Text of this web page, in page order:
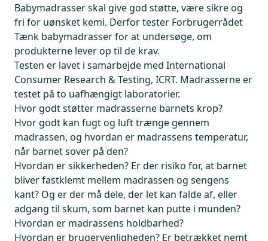
Babymadrasser skal give god støtte, være sikre og
fri for uønsket kemi. Derfor tester Forbrugerrådet
Tænk babymadrasser for at undersøge, om
produkterne lever op til de krav.
Testen er lavet i samarbejde med International
Consumer Research & Testing, ICRT. Madrasserne er
testet på to uafhængigt laboratorier.
Hvor godt støtter madrasserne barnets krop?
Hvor godt kan fugt og luft trænge gennem
madrassen, og hvordan er madrassens temperatur,
når barnet sover på den?
Hvordan er sikkerheden? Er der risiko for, at barnet
bliver fastklemt mellem madrassen og sengens
kant? Og er der må dele, der let kan falde af, eller
adgang til skum, som barnet kan putte i munden?
Hvordan er madrassens holdbarhed?
Hvordan er brugervenligheden? Er betrækket nemt